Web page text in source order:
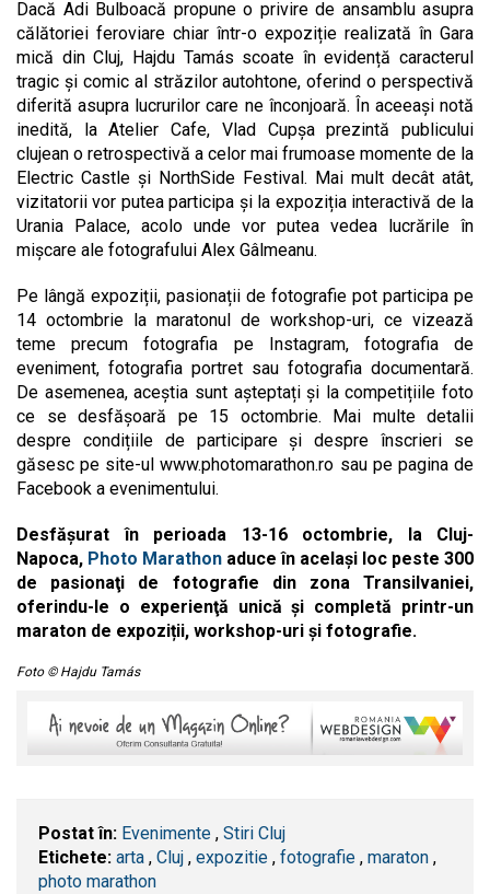
Dacă Adi Bulboacă propune o privire de ansamblu asupra
călătoriei feroviare chiar într-o expoziție realizată în Gara
mică din Cluj, Hajdu Tamás scoate în evidență caracterul
tragic și comic al străzilor autohtone, oferind o perspectivă
diferită asupra lucrurilor care ne înconjoară. În aceeași notă
inedită, la Atelier Cafe, Vlad Cupșa prezintă publicului
clujean o retrospectivă a celor mai frumoase momente de la
Electric Castle și NorthSide Festival. Mai mult decât atât,
vizitatorii vor putea participa și la expoziția interactivă de la
Urania Palace, acolo unde vor putea vedea lucrările în
mișcare ale fotografului Alex Gâlmeanu.
Pe lângă expoziții, pasionații de fotografie pot participa pe
14 octombrie la maratonul de workshop-uri, ce vizează
teme precum fotografia pe Instagram, fotografia de
eveniment, fotografia portret sau fotografia documentară.
De asemenea, aceștia sunt așteptați și la competițiile foto
ce se desfășoară pe 15 octombrie. Mai multe detalii
despre condițiile de participare și despre înscrieri se
găsesc pe site-ul www.photomarathon.ro sau pe pagina de
Facebook a evenimentului.
Desfăşurat în perioada 13-16 octombrie, la Cluj-
Napoca, Photo Marathon aduce în acelaşi loc peste 300
de pasionaţi de fotografie din zona Transilvaniei,
oferindu-le o experienţă unică şi completă printr-un
maraton de expoziții, workshop-uri și fotografie.
Foto © Hajdu Tamás
Postat în: Evenimente , Stiri Cluj
Etichete: arta , ​Cluj , expozitie , fotografie , maraton ,
photo marathon